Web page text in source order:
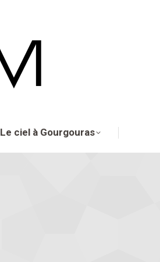
Le ciel à Gourgouras